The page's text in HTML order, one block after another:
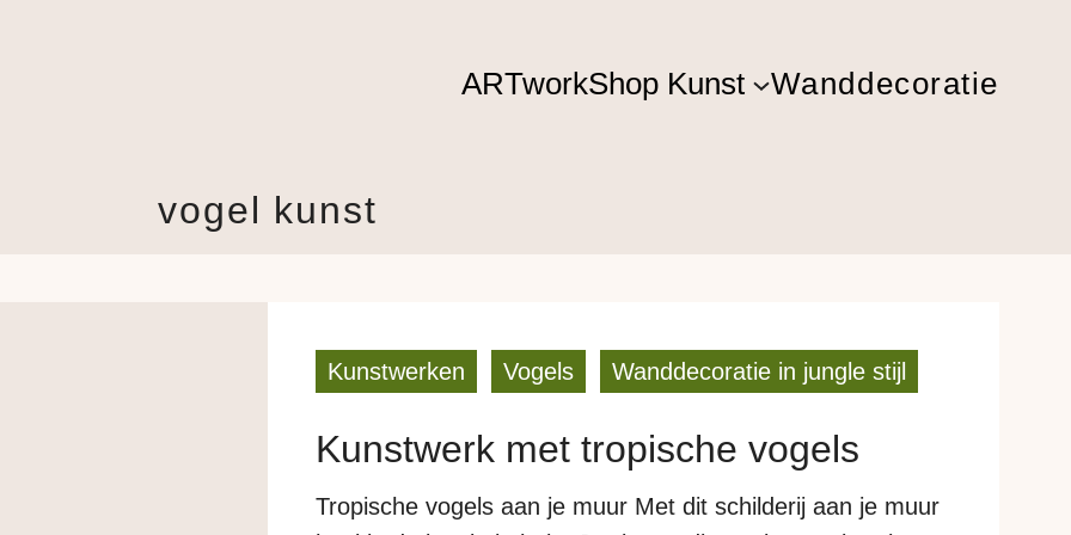
ARTworkShop Kunst Wanddecoratie
vogel kunst
Kunstwerken Vogels Wanddecoratie in jungle stijl
Kunstwerk met tropische vogels
Tropische vogels aan je muur Met dit schilderij aan je muur